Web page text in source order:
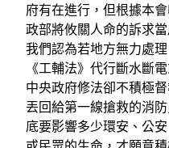
府有在進行，但根據本
政部將攸關人命的訴求當
我們認為若地方無力處
《工輔法》代行斷水斷
中央政府修法卻不積極
丟回給第一線搶救的消
底要影響多少環安、公